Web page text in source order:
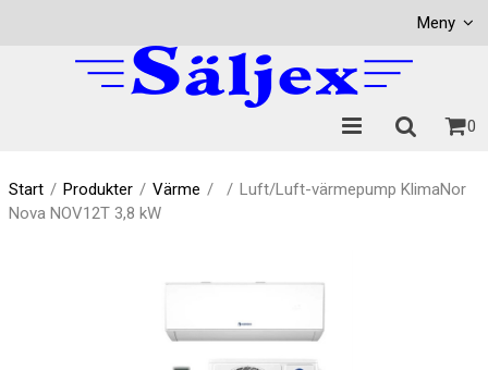
Meny
0
Start / Produkter / Värme / / Luft/Luft-värmepump KlimaNor
Nova NOV12T 3,8 kW